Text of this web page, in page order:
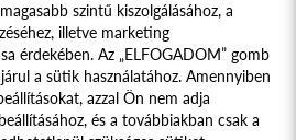
Adatvédelmi nyilatkozat
szintű kiszolgálásához, a
illetve marketing
érdekében. Az „ELFOGADOM” gomb
a sütik használatához. Amennyiben
azzal Ön nem adja
és a továbbiakban csak a